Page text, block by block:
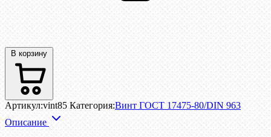
В корзину
Артикул:vint85 Категория:Винт ГОСТ 17475-80/DIN 963
Описание